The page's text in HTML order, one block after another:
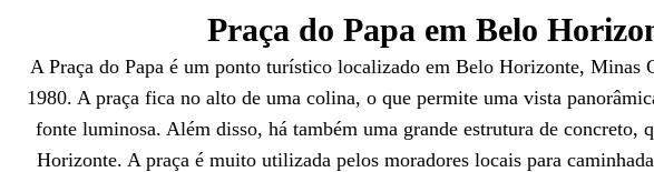
Praça do Papa em Belo
A Praça do Papa é um ponto turístico localizado em Belo Horizonte, Minas
1980. A praça fica no alto de uma colina, o que permite uma vista
fonte luminosa. Além disso, há também uma grande estrutura de
Horizonte. A praça é muito utilizada pelos moradores locais para